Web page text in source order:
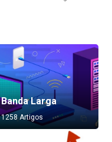
Banda Larga
1258 Artigos